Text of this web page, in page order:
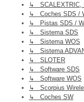
↳ SCALEXTRIC,
↳ Coches SDS /
↳ Pistas SDS /
↳ Sistema SDS
↳ Sistema WOS
↳ Sistema
↳ SLOTER
↳ Software SDS
↳ Software WOS
↳ Scorpius
↳ Coches SW